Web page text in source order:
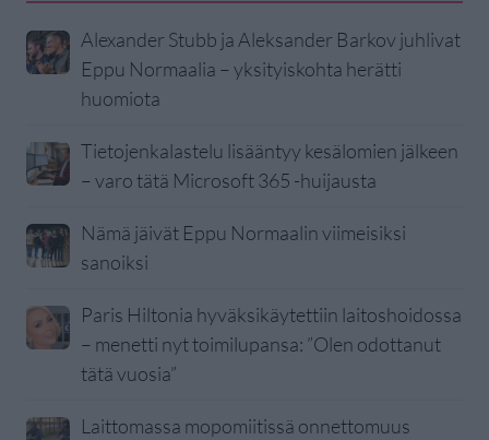
Alexander Stubb ja Aleksander Barkov juhlivat
Eppu Normaalia – yksityiskohta herätti
huomiota
Tietojenkalastelu lisääntyy kesälomien jälkeen
– varo tätä Microsoft 365 -huijausta
Nämä jäivät Eppu Normaalin viimeisiksi
sanoiksi
Paris Hiltonia hyväksikäytettiin laitoshoidossa
– menetti nyt toimilupansa: ”Olen odottanut
tätä vuosia”
Laittomassa mopomiitissä onnettomuus